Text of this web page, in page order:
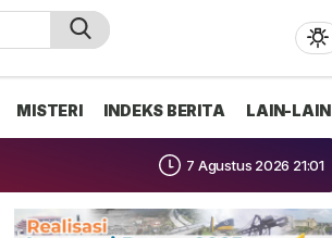
MISTERI INDEKS BERITA LAIN-LAIN
7 Agustus 2026 21:01